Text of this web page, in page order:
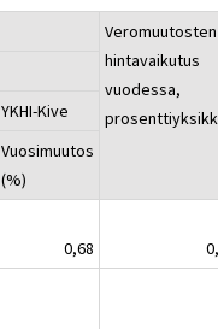
Veromuutosten
hintavaikutus
vuodessa,
YKHI-Kive
Vuosimuutos
(%)
0,68